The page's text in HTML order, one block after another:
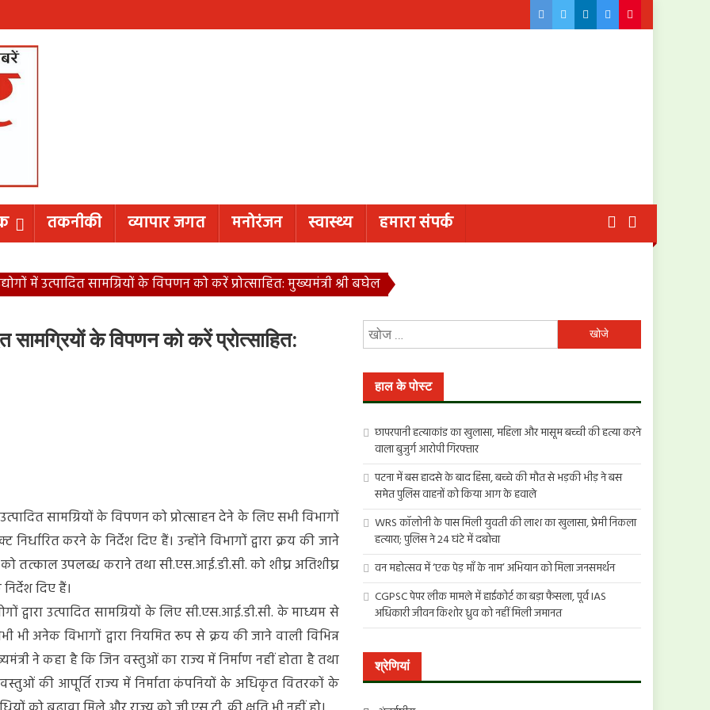
तकनीकी व्यापार जगत मनोरंजन स्वास्थ्य हमारा संपर्क
में उत्पादित सामग्रियों के विपणन को करें प्रोत्साहित: मुख्यमंत्री श्री बघेल
सामग्रियों के विपणन को करें प्रोत्साहित:
सामग्रियों के विपणन को प्रोत्साहन देने के लिए सभी विभागों
करने के निर्देश दिए हैं। उन्होंने विभागों द्वारा क्रय की जाने
तत्काल उपलब्ध कराने तथा सी.एस.आई.डी.सी. को शीघ्र अतिशीघ्र
दिए हैं।
द्वारा उत्पादित सामग्रियों के लिए सी.एस.आई.डी.सी. के माध्यम से
भी अनेक विभागों द्वारा नियमित रूप से क्रय की जाने वाली विभिन्न
ने कहा है कि जिन वस्तुओं का राज्य में निर्माण नहीं होता है तथा
वस्तुओं की आपूर्ति राज्य में निर्माता कंपनियों के अधिकृत वितरकों के
को
हाल के पोस्ट
छापरपानी हत्याकांड का खुलासा, महिला और मासूम बच्ची की हत्या करने
वाला बुजुर्ग आरोपी गिरफ्तार
पटना में बस हादसे के बाद हिंसा, बच्चे की मौत से भड़की भीड़ ने बस
समेत पुलिस वाहनों को किया आग के हवाले
WRS कॉलोनी के पास मिली युवती की लाश का खुलासा, प्रेमी निकला
हत्यारा; पुलिस ने 24 घंटे में दबोचा
वन महोत्सव में ‘एक पेड़ माँ के नाम’ अभियान को मिला जनसमर्थन
CGPSC पेपर लीक मामले में हाईकोर्ट का बड़ा फैसला, पूर्व IAS
अधिकारी जीवन किशोर ध्रुव को नहीं मिली जमानत
श्रेणियां